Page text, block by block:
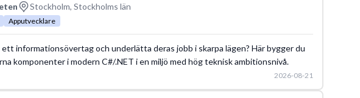
Stockholm, Stockholms län
Apputvecklare
informationsövertag och underlätta deras jobb i skarpa lägen? Här bygger du
komponenter i modern C#/.NET i en miljö med hög teknisk ambitionsnivå.
2026-08-21